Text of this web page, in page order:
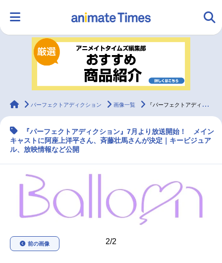
ランキング アニメ
ラジオ グッズ
マンガ・ラノベ ゲーム・アプリ 音楽 コスプレ
2.5次元
最新記事一覧
アニメ記事一覧 声優記事一覧
アニメ映画一覧
animateTimes
パーフェクトアディクション 画像一覧 『パーフェクトアディクション』7月放送｜声優に阿座上洋平、斉藤壮馬
『パーフェクトアディクション』7月より放送開始！ メイン
キャストに阿座上洋平さん、斉藤壮馬さんが決定｜キービジュア
ル、放映情報など公開
2/2
前の画像